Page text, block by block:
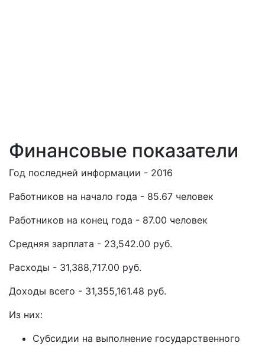
Финансовые показатели
Год последней информации - 2016
Работников на начало года - 85.67 человек
Работников на конец года - 87.00 человек
Средняя зарплата - 23,542.00 руб.
Расходы - 31,388,717.00 руб.
Доходы всего - 31,355,161.48 руб.
Из них:
Субсидии на выполнение государственного